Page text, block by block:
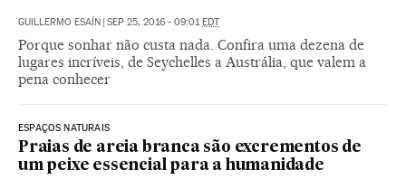
GUILLERMO ESAÍN | SEP 25, 2016 - 09:01EDT
Porque sonhar não custa nada. Confira uma dezena de
lugares incríveis, de Seychelles a Austrália, que valem a
pena conhecer
ESPAÇOS NATURAIS
Praias de areia branca são excrementos de
um peixe essencial para a humanidade